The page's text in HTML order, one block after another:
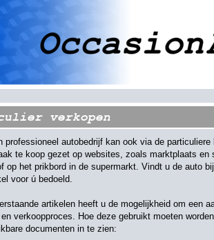
verkopen
professioneel autobedrijf kan ook via de
te koop gezet op websites, zoals marktplaats
op het prikbord in de supermarkt. Vindt u de auto
voor ú bedoeld.
artikelen heeft u de mogelijkheid om een
verkoopproces. Hoe deze gebruikt moeten
documenten in te zien: